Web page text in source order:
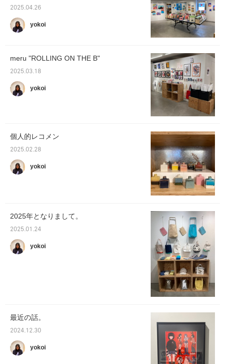
2025.04.26
yokoi
meru "ROLLING ON THE B"
2025.03.18
yokoi
個人的レコメン
2025.02.28
yokoi
2025年となりまして。
2025.01.24
yokoi
最近の話。
2024.12.30
yokoi